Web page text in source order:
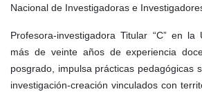
Nacional de Investigadoras e
Profesora-investigadora Titular “C” en la
más de veinte años de experiencia
posgrado, impulsa prácticas pedagógicas
investigación-creación vinculados con